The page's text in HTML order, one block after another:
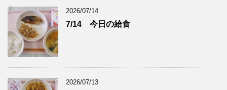
2026/07/14
7/14 今日の給食
2026/07/13